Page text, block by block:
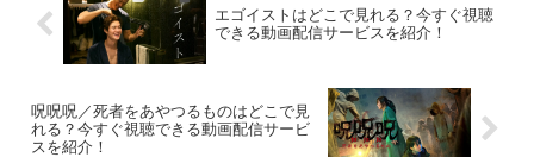
エゴイストはどこで見れる？今すぐ視聴
できる動画配信サービスを紹介！
呪呪呪／死者をあやつるものはどこで見
れる？今すぐ視聴できる動画配信サービ
スを紹介！